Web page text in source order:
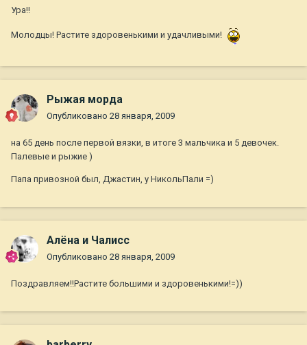
Ура!!
Молодцы! Растите здоровенькими и удачливыми!
Рыжая морда
Опубликовано 28 января, 2009
на 65 день после первой вязки, в итоге 3 мальчика и 5 девочек.
Палевые и рыжие )
Папа привозной был, Джастин, у НикольПали =)
Алёна и Чалисс
Опубликовано 28 января, 2009
Поздравляем!!Растите большими и здоровенькими!=))